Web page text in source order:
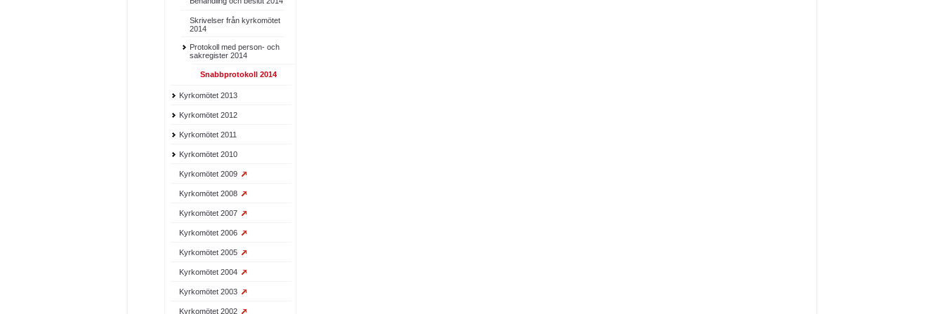
Skrivelser från kyrkomötet
2014
Protokoll med person- och
sakregister 2014
Snabbprotokoll 2014
Kyrkomötet 2013
Kyrkomötet 2012
Kyrkomötet 2011
Kyrkomötet 2010
Kyrkomötet 2009
Kyrkomötet 2008
Kyrkomötet 2007
Kyrkomötet 2006
Kyrkomötet 2005
Kyrkomötet 2004
Kyrkomötet 2003
Kyrkomötet 2002